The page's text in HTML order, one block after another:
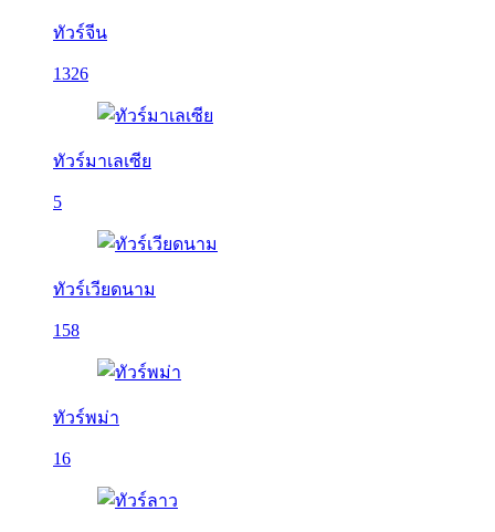
ทัวร์จีน
1326
ทัวร์มาเลเซีย
5
ทัวร์เวียดนาม
158
ทัวร์พม่า
16